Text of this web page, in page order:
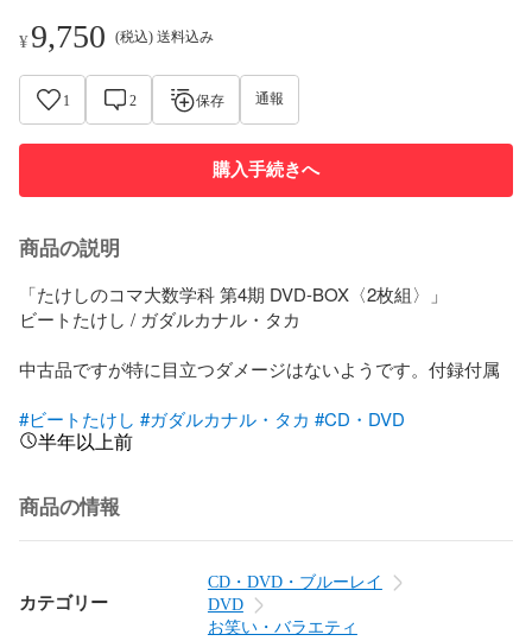
¥9,750 (税込) 送料込み
1 2 保存 通報
購入手続きへ
商品の説明
「たけしのコマ大数学科 第4期 DVD-BOX〈2枚組〉」
ビートたけし / ガダルカナル・タカ
中古品ですが特に目立つダメージはないようです。付録付属
#ビートたけし #ガダルカナル・タカ #CD・DVD
半年以上前
商品の情報
カテゴリー
CD・DVD・ブルーレイ
DVD
お笑い・バラエティ